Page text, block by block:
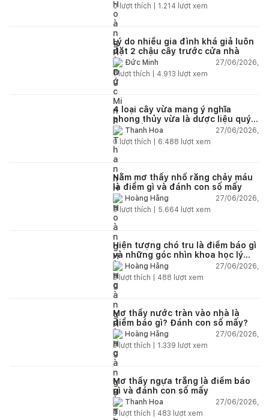
0lượt thích | 1.214 lượt xem
Lý do nhiều gia đình khá giả luôn
đặt 2 chậu cây trước cửa nhà
Đức Minh
27/06/2026,
1lượt thích | 4.913 lượt xem
4 loại cây vừa mang ý nghĩa
phong thủy vừa là dược liệu quý
nên trồng trong nhà
Thanh Hoa
27/06/2026,
0 lượt thích | 6.488 lượt xem
Nằm mơ thấy nhổ răng chảy máu
là điềm gì và đánh con số mấy
Hoàng Hằng
27/06/2026,
0lượt thích | 5.664 lượt xem
Hiện tượng chó tru là điềm báo gì
và những góc nhìn khoa học lý
giảiHoàng Hằng
27/06/2026,
3lượt thích | 488 lượt xem
Mơ thấy nước tràn vào nhà là
điềm báo gì? Đánh con số mấy?
Hoàng Hằng
27/06/2026,
3lượt thích | 1.339 lượt xem
Mơ thấy ngựa trắng là điềm báo
gì và đánh con số mấy
Thanh Hoa
27/06/2026,
3lượt thích | 483 lượt xem